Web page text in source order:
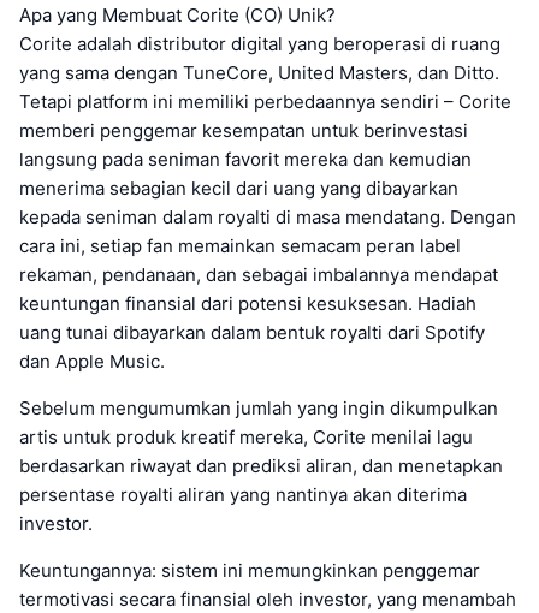
Apa yang Membuat Corite (CO) Unik?
Corite adalah distributor digital yang beroperasi di ruang
yang sama dengan TuneCore, United Masters, dan Ditto.
Tetapi platform ini memiliki perbedaannya sendiri – Corite
memberi penggemar kesempatan untuk berinvestasi
langsung pada seniman favorit mereka dan kemudian
menerima sebagian kecil dari uang yang dibayarkan
kepada seniman dalam royalti di masa mendatang. Dengan
cara ini, setiap fan memainkan semacam peran label
rekaman, pendanaan, dan sebagai imbalannya mendapat
keuntungan finansial dari potensi kesuksesan. Hadiah
uang tunai dibayarkan dalam bentuk royalti dari Spotify
dan Apple Music.
Sebelum mengumumkan jumlah yang ingin dikumpulkan
artis untuk produk kreatif mereka, Corite menilai lagu
berdasarkan riwayat dan prediksi aliran, dan menetapkan
persentase royalti aliran yang nantinya akan diterima
investor.
Keuntungannya: sistem ini memungkinkan penggemar
termotivasi secara finansial oleh investor, yang menambah